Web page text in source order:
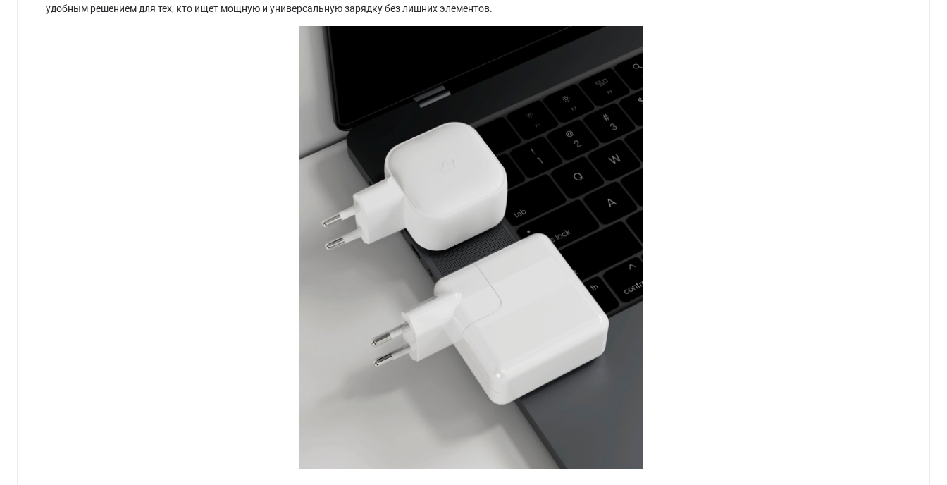
удобным решением для тех, кто ищет мощную и универсальную зарядку без лишних элементов.